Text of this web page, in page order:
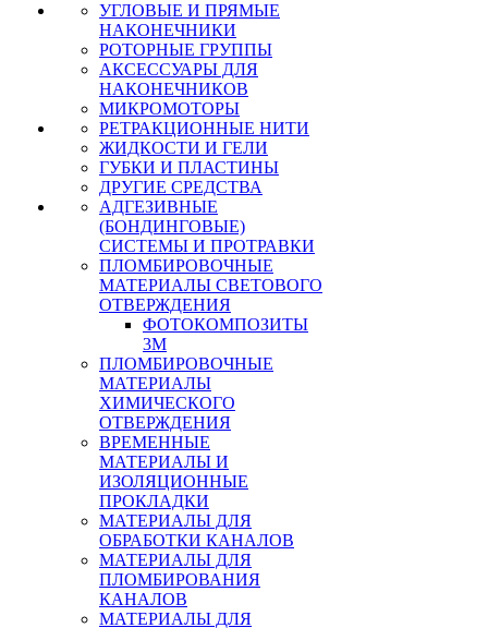
УГЛОВЫЕ И ПРЯМЫЕ
НАКОНЕЧНИКИ
РОТОРНЫЕ ГРУППЫ
АКСЕССУАРЫ ДЛЯ
НАКОНЕЧНИКОВ
МИКРОМОТОРЫ
РЕТРАКЦИОННЫЕ НИТИ
ЖИДКОСТИ И ГЕЛИ
ГУБКИ И ПЛАСТИНЫ
ДРУГИЕ СРЕДСТВА
АДГЕЗИВНЫЕ
(БОНДИНГОВЫЕ)
СИСТЕМЫ И ПРОТРАВКИ
ПЛОМБИРОВОЧНЫЕ
МАТЕРИАЛЫ СВЕТОВОГО
ОТВЕРЖДЕНИЯ
ФОТОКОМПОЗИТЫ
3М
ПЛОМБИРОВОЧНЫЕ
МАТЕРИАЛЫ
ХИМИЧЕСКОГО
ОТВЕРЖДЕНИЯ
ВРЕМЕННЫЕ
МАТЕРИАЛЫ И
ИЗОЛЯЦИОННЫЕ
ПРОКЛАДКИ
МАТЕРИАЛЫ ДЛЯ
ОБРАБОТКИ КАНАЛОВ
МАТЕРИАЛЫ ДЛЯ
ПЛОМБИРОВАНИЯ
КАНАЛОВ
МАТЕРИАЛЫ ДЛЯ